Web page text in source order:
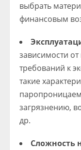
выбрать
финансовым
зависимости
требований к
такие
загрязнению,
др.
Сложность